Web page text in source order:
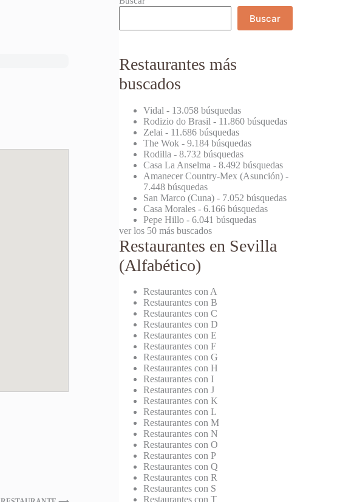
Buscar
Restaurantes más
buscados
Vidal - 13.058 búsquedas
Rodizio do Brasil - 11.860 búsquedas
Zelai - 11.686 búsquedas
The Wok - 9.184 búsquedas
Rodilla - 8.732 búsquedas
Casa La Anselma - 8.492 búsquedas
Amanecer Country-Mex (Asunción) -
7.448 búsquedas
San Marco (Cuna) - 7.052 búsquedas
Casa Morales - 6.166 búsquedas
Pepe Hillo - 6.041 búsquedas
ver los 50 más buscados
Restaurantes en Sevilla
(Alfabético)
Restaurantes con A
Restaurantes con B
Restaurantes con C
Restaurantes con D
Restaurantes con E
Restaurantes con F
Restaurantes con G
Restaurantes con H
Restaurantes con I
Restaurantes con J
Restaurantes con K
Restaurantes con L
Restaurantes con M
Restaurantes con N
Restaurantes con O
Restaurantes con P
Restaurantes con Q
Restaurantes con R
Restaurantes con S
Restaurantes con T